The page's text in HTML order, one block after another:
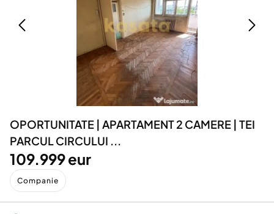
Servicii
Animale de companie
Afaceri și echipamente profesionale
Inchiriere Bunuri si Vehicule
Utilaje agricole si industriale
Piese auto si accesorii
OPORTUNITATE | APARTAMENT 2 CAMERE | TEI
PARCUL CIRCULUI ...
109.999 eur
Companie